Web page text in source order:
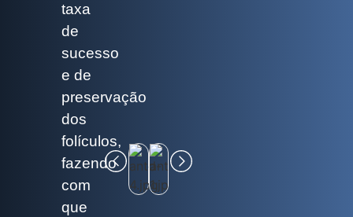
taxa
de
sucesso
e de
preservação
dos
folículos,
fazendo
com
que